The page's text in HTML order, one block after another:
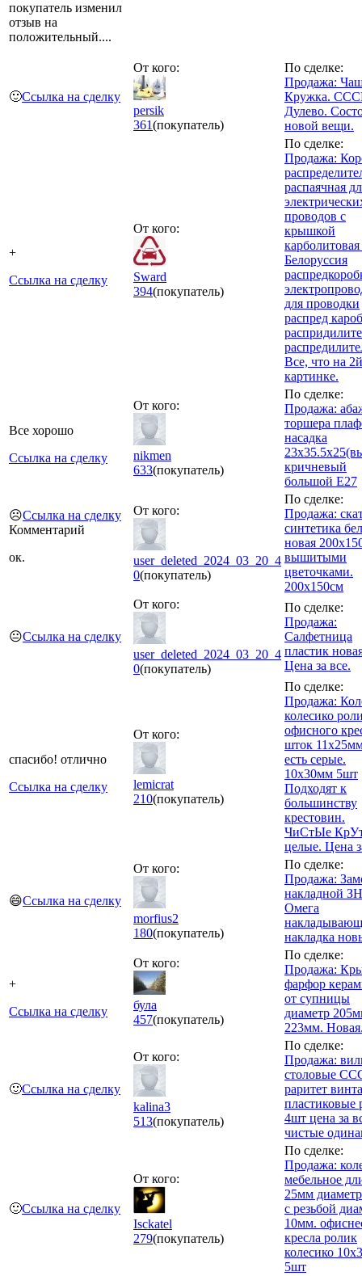
покупатель изменил
отзыв на
положительный....
🙂Ссылка на сделку
От кого:
persik
361(покупатель)
По сделке:
Продажа:
Кружка.
Дулево.
новой вещи.
+
Ссылка на сделку
От кого:
Sward
394(покупатель)
По сделке:
Продажа:
распаячная
проводов с
крышкой
карболитовая
Белоруссия
для проводки
распред
Все, что на 2й
картинке.
Все хорошо
Ссылка на сделку
От кого:
nikmen
633(покупатель)
По сделке:
Продажа:
торшера
насадка
кричневый
большой Е27
☹️Ссылка на сделку
Комментарий
ок.
От кого:
user_deleted_2024_03_20_4
0(покупатель)
По сделке:
Продажа:
синтетика
новая
вышитыми
цветочками.
200х150см
😐Ссылка на сделку
От кого:
user_deleted_2024_03_20_4
0(покупатель)
По сделке:
Продажа:
Салфетница
пластик
Цена за все.
спасибо! отлично
Ссылка на сделку
От кого:
lemicrat
210(покупатель)
По сделке:
Продажа:
колесико
офисного
шток
есть серые.
10х30мм 5шт
Подходят к
большинству
крестовин.
ЧиСтЫе
целые. Цена
😄Ссылка на сделку
От кого:
morfius2
180(покупатель)
По сделке:
Продажа:
накладной
Омега
накладка
+
Ссылка на сделку
От кого:
була
457(покупатель)
По сделке:
Продажа:
фарфор
от супницы
диаметр
223мм.
🙂Ссылка на сделку
От кого:
kalina3
513(покупатель)
По сделке:
Продажа:
столовые
раритет
пластиковые
4шт цена за
чистые
🙂Ссылка на сделку
От кого:
Isckatel
279(покупатель)
По сделке:
Продажа:
мебельное
25мм
с резьбой
10мм.
кресла ролик
колесико
5шт